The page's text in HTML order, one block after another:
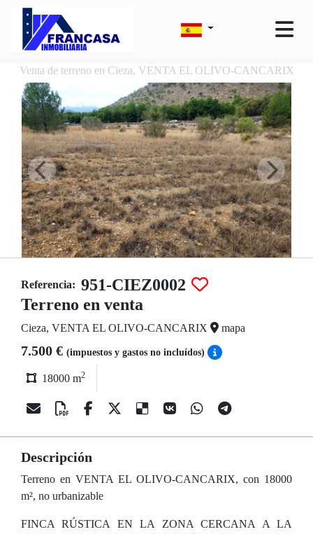
Venta de terreno en Cieza, VENTA EL OLIVO-CANCARIX
Referencia: 951-CIEZ0002
Terreno en venta
Cieza, VENTA EL OLIVO-CANCARIX mapa
7.500 € (impuestos y gastos no incluídos)
18000 m2
Descripción
Terreno en VENTA EL OLIVO-CANCARIX, con 18000
m², no urbanizable
FINCA RÚSTICA EN LA ZONA CERCANA A LA